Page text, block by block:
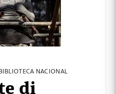
NACIONAL
di